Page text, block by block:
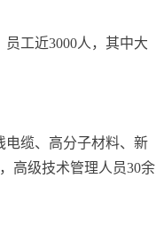
工近3000人，其中大
电缆、高分子材料、新
高级技术管理人员30余